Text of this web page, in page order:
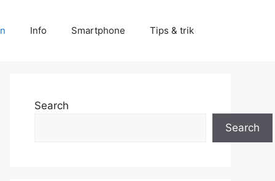
Info Smartphone Tips & trik
Search
Search